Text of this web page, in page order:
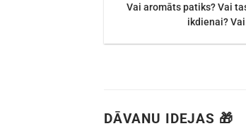
Vai aromāts patiks? Vai
ikdienai?
DĀVANU IDEJAS 🎁